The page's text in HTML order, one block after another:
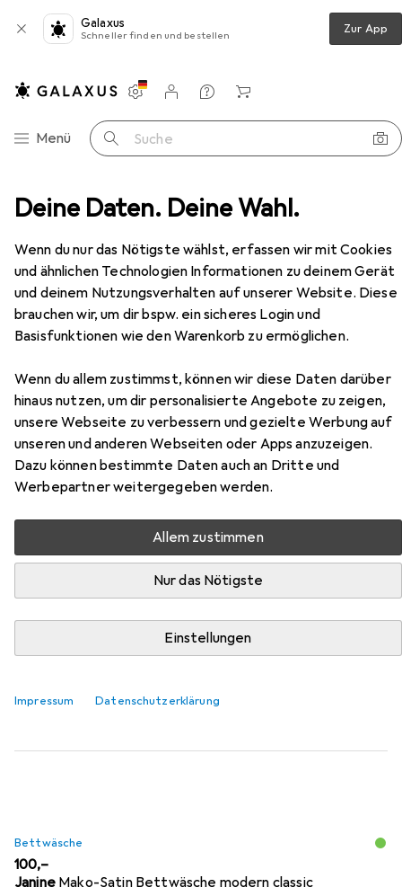
Deine Daten. Deine Wahl.
Wenn du nur das Nötigste wählst, erfassen wir mit Cookies
und ähnlichen Technologien Informationen zu deinem Gerät
und deinem Nutzungsverhalten auf unserer Website. Diese
brauchen wir, um dir bspw. ein sicheres Login und
Basisfunktionen wie den Warenkorb zu ermöglichen.
Wenn du allem zustimmst, können wir diese Daten darüber
hinaus nutzen, um dir personalisierte Angebote zu zeigen,
unsere Webseite zu verbessern und gezielte Werbung auf
unseren und anderen Webseiten oder Apps anzuzeigen.
Dazu können bestimmte Daten auch an Dritte und
Werbepartner weitergegeben werden.
Allem zustimmen
Nur das Nötigste
Einstellungen
Impressum Datenschutzerklärung
Galaxus
Schneller finden und bestellen Zur App
Navigation nach Kategorien
Menü Suche
Einstellungen
Kundenkonto
Vergleichslisten
Merklisten
Warenkorb
Schlaftextilien Duvet BettwarenShop Toronto
EUR
224,99
BettwarenShopToronto
Zubehör für BettwarenShop
Toronto
Hier findest du passendes Zubehör zum Produkt
BettwarenShop Toronto aus der Kategorie Bettwäsche.
Produktliste
Bettwäsche
EUR
100,–
Janine Mako-Satin Bettwäsche modern classic